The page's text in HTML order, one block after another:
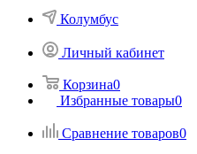
Колумбус
Личный кабинет
Корзина0
Избранные товары0
Сравнение товаров0